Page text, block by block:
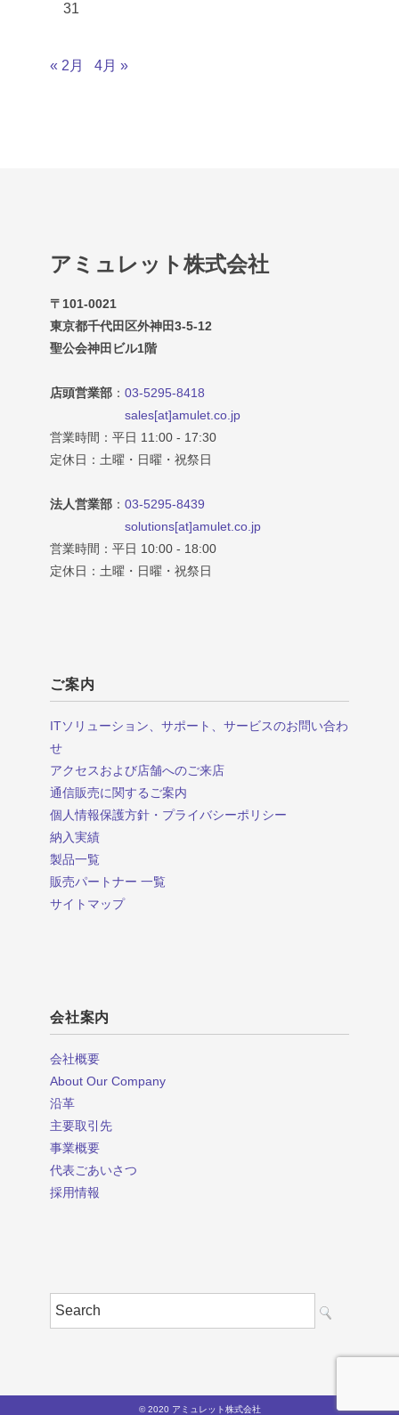
31
« 2月 4月 »
アミュレット株式会社
〒101-0021
東京都千代田区外神田3-5-12
聖公会神田ビル1階
店頭営業部 ： 03-5295-8418
sales[at]amulet.co.jp
営業時間：平日 11:00 - 17:30
定休日：土曜・日曜・祝祭日
法人営業部 ： 03-5295-8439
solutions[at]amulet.co.jp
営業時間：平日 10:00 - 18:00
定休日：土曜・日曜・祝祭日
ご案内
ITソリューション、サポート、サービスのお問い合わ
せ
アクセスおよび店舗へのご来店
通信販売に関するご案内
個人情報保護方針・プライバシーポリシー
納入実績
製品一覧
販売パートナー 一覧
サイトマップ
会社案内
会社概要
About Our Company
沿革
主要取引先
事業概要
代表ごあいさつ
採用情報
© 2020 アミュレット株式会社